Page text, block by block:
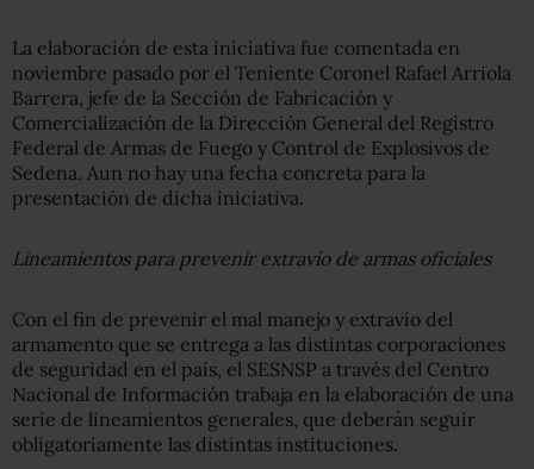
La elaboración de esta iniciativa fue comentada en
noviembre pasado por el Teniente Coronel Rafael Arriola
Barrera, jefe de la Sección de Fabricación y
Comercialización de la Dirección General del Registro
Federal de Armas de Fuego y Control de Explosivos de
Sedena. Aun no hay una fecha concreta para la
presentación de dicha iniciativa.
Lineamientos para prevenir extravío de armas oficiales
Con el fin de prevenir el mal manejo y extravío del
armamento que se entrega a las distintas corporaciones
de seguridad en el país, el SESNSP a través del Centro
Nacional de Información trabaja en la elaboración de una
serie de lineamientos generales, que deberán seguir
obligatoriamente las distintas instituciones.